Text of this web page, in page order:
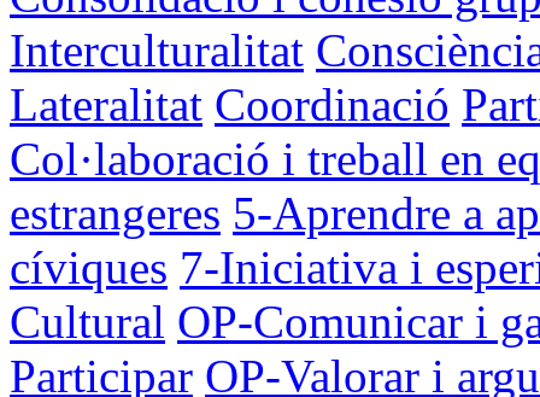
Interculturalitat
Lateralitat Coordinació
Col·laboració i treball en
estrangeres 5-Aprendre a
cíviques 7-Iniciativa i
Cultural OP-Comunicar i
Participar OP-Valorar i